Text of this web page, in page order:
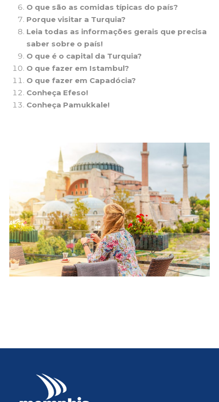
O que são as comidas típicas do país?
Porque visitar a Turquia?
Leia todas as informações gerais que precisa
saber sobre o país!
O que é o capital da Turquia?
O que fazer em Istambul?
O que fazer em Capadócia?
Conheça Efeso!
Conheça Pamukkale!